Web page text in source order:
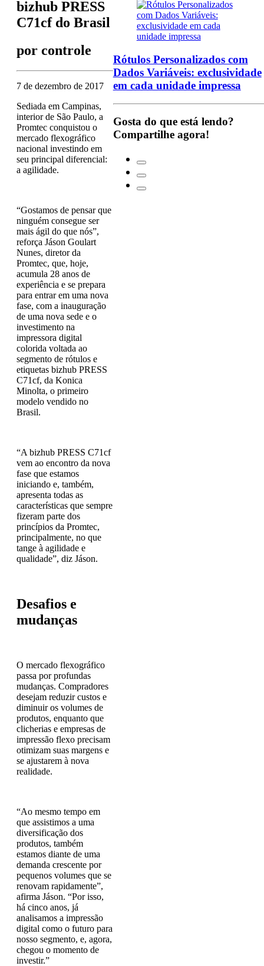
bizhub PRESS
C71cf do Brasil
por controle
7 de dezembro de 2017
Sediada em Campinas,
interior de São Paulo, a
Promtec conquistou o
mercado flexográfico
nacional investindo em
seu principal diferencial:
a agilidade.
“Gostamos de pensar que
ninguém consegue ser
mais ágil do que nós”,
reforça Jáson Goulart
Nunes, diretor da
Promtec, que, hoje,
acumula 28 anos de
experiência e se prepara
para entrar em uma nova
fase, com a inauguração
de uma nova sede e o
investimento na
impressora digital
colorida voltada ao
segmento de rótulos e
etiquetas bizhub PRESS
C71cf, da Konica
Minolta, o primeiro
modelo vendido no
Brasil.
“A bizhub PRESS C71cf
vem ao encontro da nova
fase que estamos
iniciando e, também,
apresenta todas as
características que sempre
fizeram parte dos
princípios da Promtec,
principalmente, no que
tange à agilidade e
qualidade”, diz Jáson.
Desafios e
mudanças
O mercado flexográfico
passa por profundas
mudanças. Compradores
desejam reduzir custos e
diminuir os volumes de
produtos, enquanto que
clicherias e empresas de
impressão flexo precisam
otimizam suas margens e
se ajustarem à nova
realidade.
“Ao mesmo tempo em
que assistimos a uma
diversificação dos
produtos, também
estamos diante de uma
demanda crescente por
pequenos volumes que se
renovam rapidamente”,
afirma Jáson. “Por isso,
há cinco anos, já
analisamos a impressão
digital como o futuro para
nosso segmento, e, agora,
chegou o momento de
investir.”
Rótulos Personalizados com
Dados Variáveis: exclusividade
em cada unidade impressa
Gosta do que está lendo?
Compartilhe agora!